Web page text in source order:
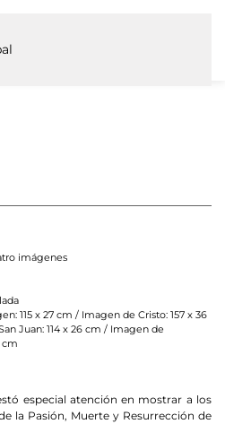
imágenes
115 x 27 cm / Imagen de Cristo: 157 x 36
Juan: 114 x 26 cm / Imagen de
cm
especial atención en mostrar a los
la Pasión, Muerte y Resurrección de